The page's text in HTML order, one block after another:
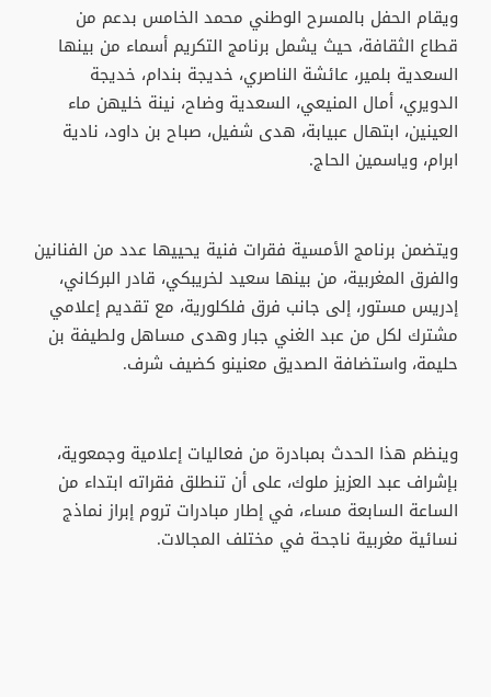
ويقام الحفل بالمسرح الوطني محمد الخامس بدعم من
قطاع الثقافة، حيث يشمل برنامج التكريم أسماء من بينها
السعدية بلمير، عائشة الناصري، خديجة بندام، خديجة
الدويري، أمال المنيعي، السعدية وضاح، نينة خليهن ماء
العينين، ابتهال عبيابة، هدى شفيل، صباح بن داود، نادية
ابرام، وياسمين الحاج.
ويتضمن برنامج الأمسية فقرات فنية يحييها عدد من الفنانين
والفرق المغربية، من بينها سعيد لخريبكي، قادر البركاني،
إدريس مستور، إلى جانب فرق فلكلورية، مع تقديم إعلامي
مشترك لكل من عبد الغني جبار وهدى مساهل ولطيفة بن
حليمة، واستضافة الصديق معنينو كضيف شرف.
وينظم هذا الحدث بمبادرة من فعاليات إعلامية وجمعوية،
بإشراف عبد العزيز ملوك، على أن تنطلق فقراته ابتداء من
الساعة السابعة مساء، في إطار مبادرات تروم إبراز نماذج
نسائية مغربية ناجحة في مختلف المجالات.